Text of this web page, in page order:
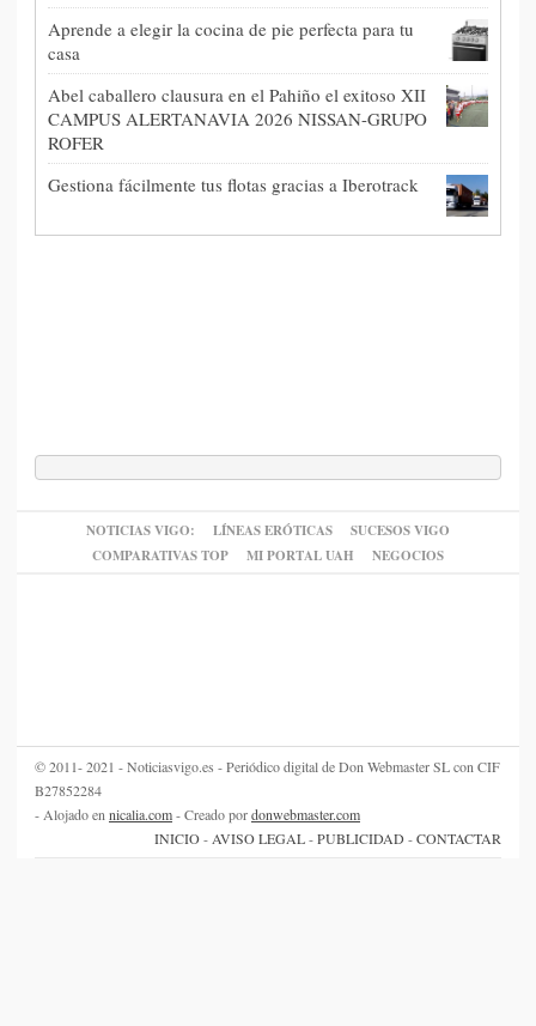
Aprende a elegir la cocina de pie perfecta para tu
casa
Abel caballero clausura en el Pahiño el exitoso XII
CAMPUS ALERTANAVIA 2026 NISSAN-GRUPO
ROFER
Gestiona fácilmente tus flotas gracias a Iberotrack
NOTICIAS VIGO: LÍNEAS ERÓTICAS
SUCESOS VIGO
COMPARATIVAS TOP
MI PORTAL UAH NEGOCIOS
© 2011- 2021 - Noticiasvigo.es - Periódico digital de Don Webmaster SL con CIF
B27852284
- Alojado en nicalia.com- Creado pordonwebmaster.com
INICIO- AVISO LEGAL-PUBLICIDAD -CONTACTAR